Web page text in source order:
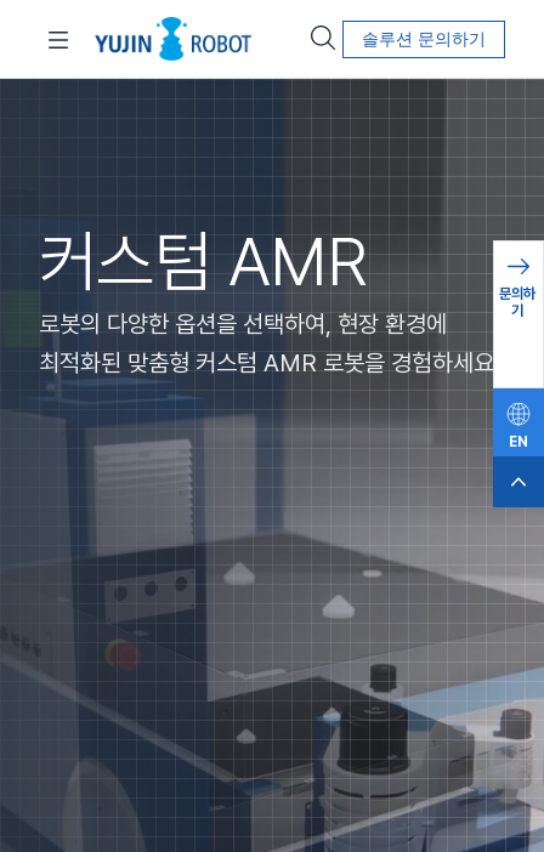
솔루션 문의하기
커스텀 AMR
로봇의 다양한 옵션을 선택하여, 현장 환경에
최적화된 맞춤형 커스텀 AMR 로봇을 경험하세요
문의하
기
EN